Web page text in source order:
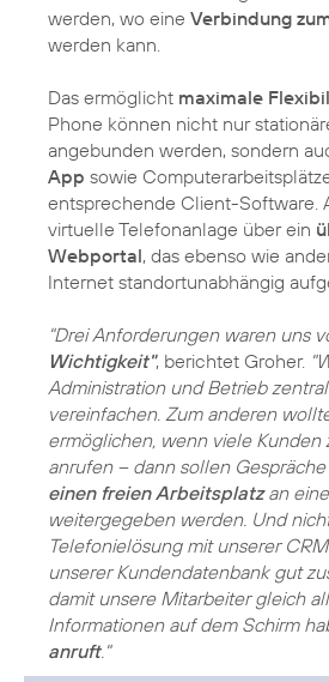
werden, wo eine Verbindung
werden kann.
Das ermöglicht maximale
Phone können nicht nur
angebunden werden, sondern
App sowie
entsprechende Client-Software.
virtuelle Telefonanlage über ein
Webportal, das ebenso wie
Internet standortunabhängig
"Drei Anforderungen waren uns
Wichtigkeit", berichtet Groher.
Administration und Betrieb
vereinfachen. Zum anderen
ermöglichen, wenn viele Kunden
anrufen – dann sollen
einen freien Arbeitsplatzan
weitergegeben werden. Und
Telefonielösung mit unserer
unserer Kundendatenbank gut
damit unsere Mitarbeiter gleich
Informationen auf dem Schirm
anruft."